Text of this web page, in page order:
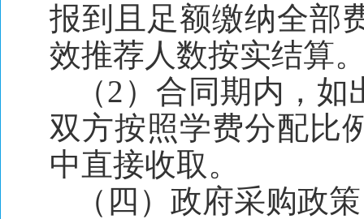
报到且足额缴纳全部
效推荐人数按实结算
（2）合同期内，
双方按照学费分配比
中直接收取。
（四）政府采购政策